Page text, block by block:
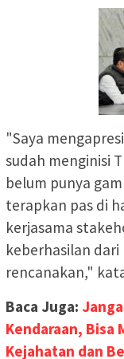
"Saya
sudah menginisi
belum punya
terapkan pas di
kerjasama
keberhasilan
rencanakan,"
Baca Juga:
Kendaraan, Bisa
Kejahatan dan